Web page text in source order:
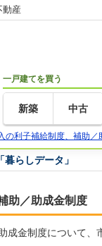
動産
一戸建てを買う
新築 中古
の利子補給制度、補助／
らしデータ」
助／助成金制度
成金制度について